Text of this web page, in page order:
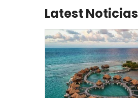
Latest Noticias